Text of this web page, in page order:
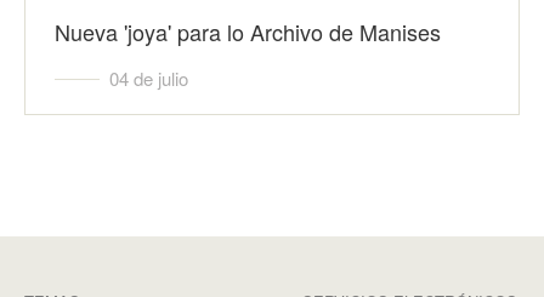
Nueva 'joya' para lo Archivo de Manises
04 de julio